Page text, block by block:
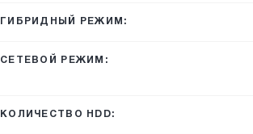
ГИБРИДНЫЙ РЕЖИМ:
СЕТЕВОЙ РЕЖИМ:
КОЛИЧЕСТВО HDD: